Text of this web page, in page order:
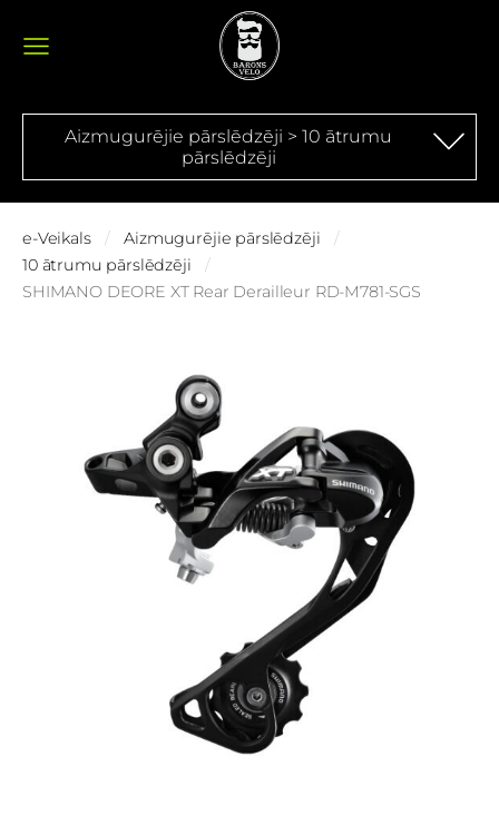
Aizmugurējie pārslēdzēji > 10 ātrumu
pārslēdzēji
e-Veikals
Aizmugurējie pārslēdzēji
10 ātrumu pārslēdzēji
SHIMANO DEORE XT Rear Derailleur RD-M781-SGS